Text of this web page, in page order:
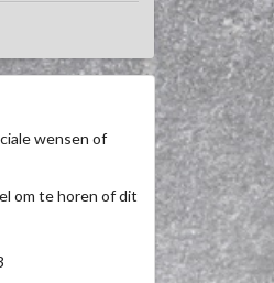
wensen of
om te horen of dit